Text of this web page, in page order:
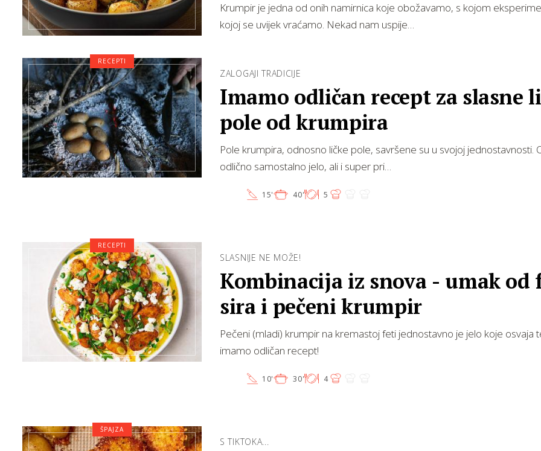
Krumpir je jedna od onih namirnica koje obožavamo, s kojom
kojoj se uvijek vraćamo. Nekad nam uspije…
ZALOGAJI TRADICIJE
Imamo odličan recept za slasne
pole od krumpira
Pole krumpira, odnosno ličke pole, savršene su u svojoj jednostavnosti.
odlično samostalno jelo, ali i super pri…
15' 40' 5
RECEPTI
SLASNIJE NE MOŽE!
Kombinacija iz snova - umak od
sira i pečeni krumpir
Pečeni (mladi) krumpir na kremastoj feti jednostavno je jelo koje osvaja
imamo odličan recept!
10' 30' 4
RECEPTI
S TIKTOKA...
ŠPAJZA